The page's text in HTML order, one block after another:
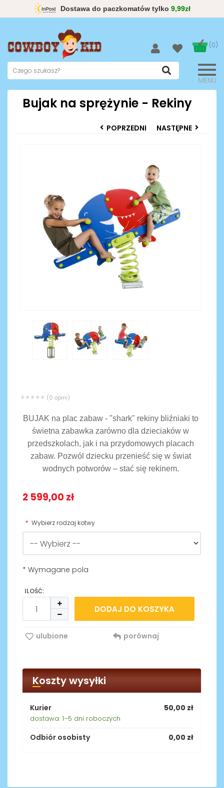
Dostawa do paczkomatów tylko 9,99zł
(0)
MENU
Bujak na sprężynie - Rekiny
POPRZEDNI NASTĘPNE
(0 opini)
BUJAK na plac zabaw - "shark" rekiny bliźniaki to
świetna zabawka zarówno dla dzieciaków w
przedszkolach, jak i na przydomowych placach
zabaw. Pozwól dziecku przenieść się w świat
wodnych potworów – stać się rekinem.
2 599,00 zł
* Wybierz rodzaj kotwy
* Wymagane pola
ILOŚĆ:
DODAJ DO KOSZYKA
ulubione porównaj
Koszty wysyłki
Kurier 50,00 zł
dostawa: 1–5 dni roboczych
Odbiór osobisty 0,00 zł